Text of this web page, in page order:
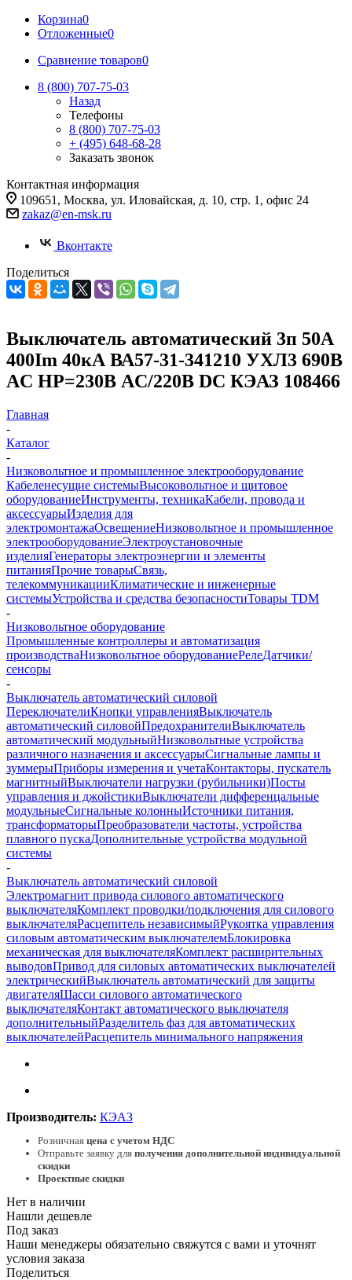
Корзина0
Отложенные0
Сравнение товаров0
8 (800) 707-75-03
Назад
Телефоны
8 (800) 707-75-03
+ (495) 648-68-28
Заказать звонок
Контактная информация
109651, Москва, ул. Иловайская, д. 10, стр. 1, офис 24
zakaz@en-msk.ru
Вконтакте
Поделиться
Выключатель автоматический 3п 50А
400Im 40кА ВА57-31-341210 УХЛ3 690В
AC НР=230В AC/220В DC КЭАЗ 108466
Главная
-
Каталог
-
Низковольтное и промышленное электрооборудование
Кабеленесущие системыВысоковольтное и щитовое
оборудованиеИнструменты, техникаКабели, провода и
аксессуарыИзделия для
электромонтажаОсвещениеНизковольтное и промышленное
электрооборудованиеЭлектроустановочные
изделияГенераторы электроэнергии и элементы
питанияПрочие товарыСвязь,
телекоммуникацииКлиматические и инженерные
системыУстройства и средства безопасностиТовары TDM
-
Низковольтное оборудование
Промышленные контроллеры и автоматизация
производстваНизковольтное оборудованиеРелеДатчики/
сенсоры
-
Выключатель автоматический силовой
ПереключателиКнопки управленияВыключатель
автоматический силовойПредохранителиВыключатель
автоматический модульныйНизковольтные устройства
различного назначения и аксессуарыСигнальные лампы и
зуммерыПриборы измерения и учетаКонтакторы, пускатель
магнитныйВыключатели нагрузки (рубильники)Посты
управления и джойстикиВыключатели дифференцальные
модульныеСигнальные колонныИсточники питания,
трансформаторыПреобразователи частоты, устройства
плавного пускаДополнительные устройства модульной
системы
-
Выключатель автоматический силовой
Электромагнит привода силового автоматического
выключателяКомплект проводки/подключения для силового
выключателяРасцепитель независимыйРукоятка управления
силовым автоматическим выключателемБлокировка
механическая для выключателяКомплект расширительных
выводовПривод для силовых автоматических выключателей
электрическийВыключатель автоматический для защиты
двигателяШасси силового автоматического
выключателяКонтакт автоматического выключателя
дополнительныйРазделитель фаз для автоматических
выключателейРасцепитель минимального напряжения
Производитель: КЭАЗ
Розничная цена с учетом НДС
Отправьте заявку для получения дополнительной индивидуальной
скидки
Проектные скидки
Нет в наличии
Нашли дешевле
Под заказ
Наши менеджеры обязательно свяжутся с вами и уточнят
условия заказа
Поделиться